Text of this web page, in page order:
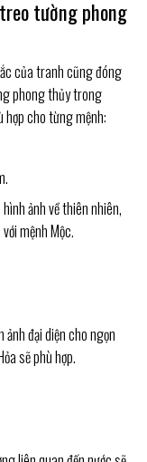
tường phong
của tranh cũng đóng
phong thủy trong
hợp cho từng mệnh:
ảnh về thiên nhiên,
mệnh Mộc.
đại diện cho ngọn
sẽ phù hợp.